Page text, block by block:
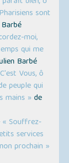
sont
moi,
qui me
Barbé
Vous, ô
peuple qui
mains » de
« Souffrez-
services
prochain »